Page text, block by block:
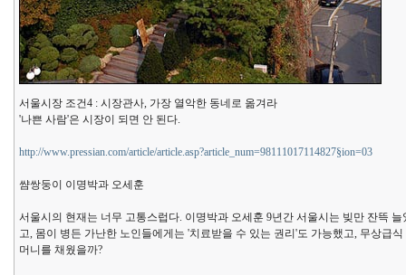
서울시장 조건4 : 시장관사, 가장 열악한 동네로 옮겨라
'나쁜 사람'은 시장이 되면 안 된다.
http://www.pressian.com/article/article.asp?article_num=98111017114827§ion=03
썀쌍둥이 이명박과 오세훈
서울시의 현재는 너무 고통스럽다. 이명박과 오세훈 9년간 서울시는 빚만 잔뜩
고, 몸이 병든 가난한 노인들에게는 '치료받을 수 있는 권리'도 가능했고, 무상급
머니를 채웠을까?